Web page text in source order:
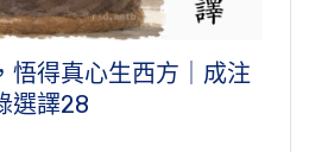
悟得真心生西方｜成注
選譯28